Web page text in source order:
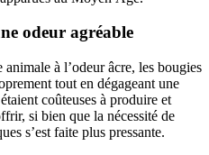
odeur agréable
à l’odeur âcre, les bougies
tout en dégageant une
coûteuses à produire et
si bien que la nécessité de
s’est faite plus pressante.